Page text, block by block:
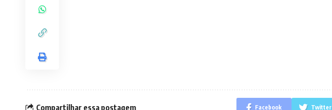
Compartilhar essa postagem Facebook Twitter